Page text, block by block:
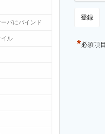
バにバインド
ル *必須項